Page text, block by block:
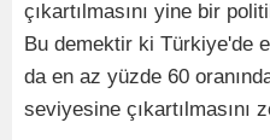
çıkartılmasını yine bir
Bu demektir ki Türkiye'de
da en az yüzde 60
seviyesine çıkartılmasını